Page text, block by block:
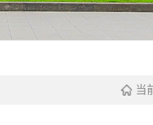
建设
当